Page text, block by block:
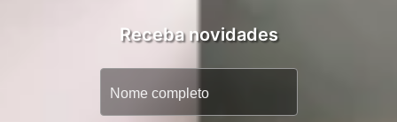
Receba novidades